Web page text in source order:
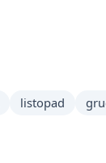
listopad